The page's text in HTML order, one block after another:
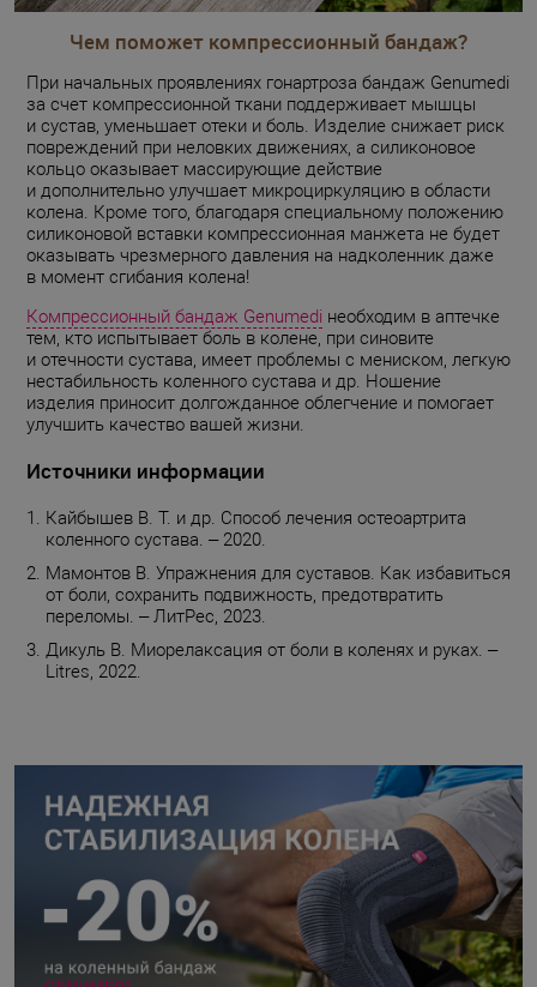
Чем поможет компрессионный бандаж?
При начальных проявлениях гонартроза бандаж Genumedi
за счет компрессионной ткани поддерживает мышцы
и сустав, уменьшает отеки и боль. Изделие снижает риск
повреждений при неловких движениях, а силиконовое
кольцо оказывает массирующие действие
и дополнительно улучшает микроциркуляцию в области
колена. Кроме того, благодаря специальному положению
силиконовой вставки компрессионная манжета не будет
оказывать чрезмерного давления на надколенник даже
в момент сгибания колена!
Компрессионный бандаж Genumedi необходим в аптечке
тем, кто испытывает боль в колене, при синовите
и отечности сустава, имеет проблемы с мениском, легкую
нестабильность коленного сустава и др. Ношение
изделия приносит долгожданное облегчение и помогает
улучшить качество вашей жизни.
Источники информации
Кайбышев В. Т. и др. Способ лечения остеоартрита
коленного сустава. – 2020.
Мамонтов В. Упражнения для суставов. Как избавиться
от боли, сохранить подвижность, предотвратить
переломы. – ЛитРес, 2023.
Дикуль В. Миорелаксация от боли в коленях и руках. –
Litres, 2022.